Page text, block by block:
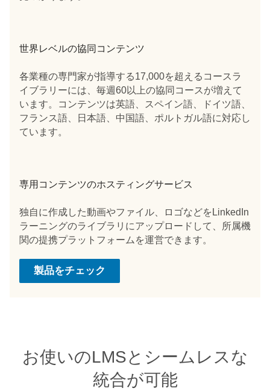
世界レベルの協同コンテンツ
各業種の専門家が指導する17,000を超えるコースラ
イブラリーには、毎週60以上の協同コースが増えて
います。コンテンツは英語、スペイン語、ドイツ語、
フランス語、日本語、中国語、ポルトガル語に対応し
ています。
専用コンテンツのホスティングサービス
独自に作成した動画やファイル、ロゴなどをLinkedIn
ラーニングのライブラリにアップロードして、所属機
関の提携プラットフォームを運営できます。
製品をチェック
お使いのLMSとシームレスな
統合が可能